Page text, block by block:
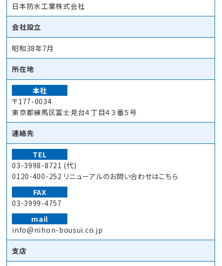
日本防水工業株式会社
会社設立
昭和38年7月
所在地
本社
〒177-0034
東京都練馬区富士見台４丁目４３番５号
連絡先
TEL
03-3998-8721 (代)
0120-400-252 リニューアルのお問い合わせはこちら
FAX
03-3999-4757
mail
info@nihon-bousui.co.jp
支店